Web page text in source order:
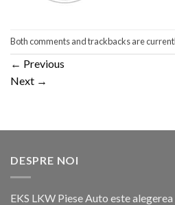
Both comments and trackbacks are
← Previous
Next →
DESPRE NOI
EKS LKW Piese Auto este